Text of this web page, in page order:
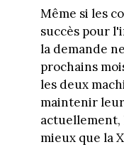
Même si les
succès pour
la demande
prochains
les deux
maintenir
actuellement,
mieux que la